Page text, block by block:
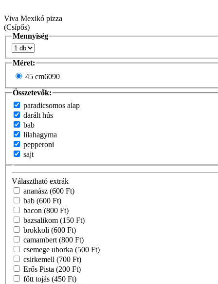
Viva Mexikó pizza
(Csípős)
Mennyiség
Méret:
45 cm6090
Összetevők:
paradicsomos alap
darált hús
bab
lilahagyma
pepperoni
sajt
Választható extrák
ananász (600 Ft)
bab (600 Ft)
bacon (800 Ft)
bazsalikom (150 Ft)
brokkoli (600 Ft)
camambert (800 Ft)
csemege uborka (500 Ft)
csirkemell (700 Ft)
Erős Pista (200 Ft)
főtt tojás (450 Ft)